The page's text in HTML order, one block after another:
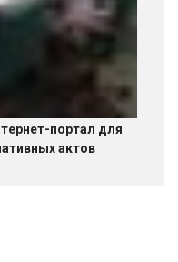
портал для
актов